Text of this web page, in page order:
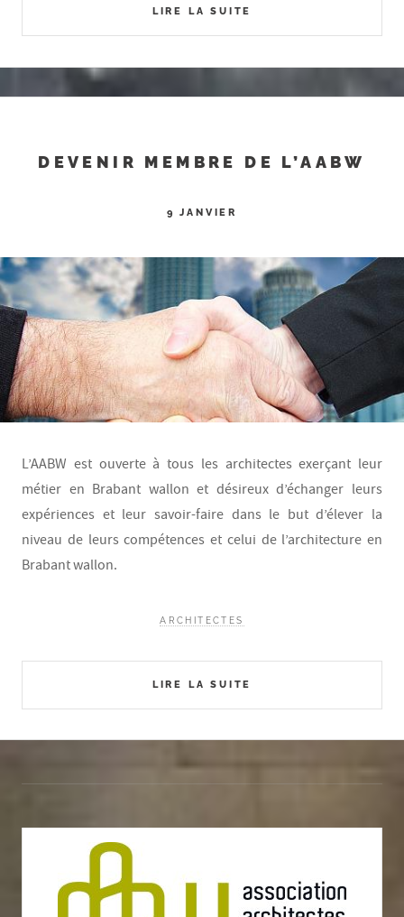
LIRE LA SUITE
DEVENIR MEMBRE DE L’AABW
9 JANVIER
L’AABW est ouverte à tous les architectes exerçant leur
métier en Brabant wallon et désireux d’échanger leurs
expériences et leur savoir-faire dans le but d’élever la
niveau de leurs compétences et celui de l’architecture en
Brabant wallon.
LIRE LA SUITE
ARCHITECTES